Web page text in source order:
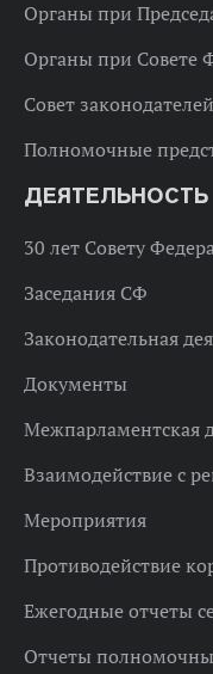
Органы при
Органы при Совете
Совет
Полномочные
ДЕЯТЕЛЬНОСТЬ
30 лет Совету
Заседания СФ
Законодательная
Документы
Межпарламентская
Взаимодействие с
Мероприятия
Противодействие
Ежегодные отчеты
Отчеты